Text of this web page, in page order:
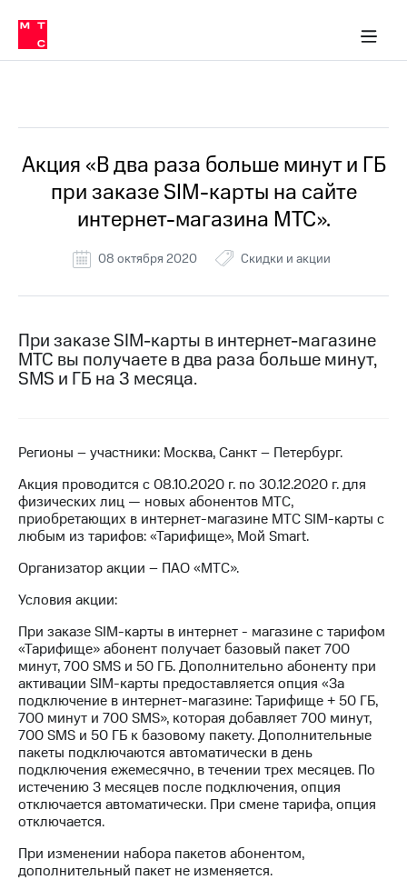
связь
Сервисы и подписки
30% на связь
кабинеты
Мобильная
и
Спутниковое
ТВ
МТС
Деньги
Перенести
в МТС
Тарифы
Роуминг
Семейная
группа
Заказать
карту
Оформить
eSIM
SIM-
карта
для
иностранцев
Оформить
чистый
номер
Выбрать
номер
в МТС
Услуги
Роуминг
Личный
Скачать
МТС
Акции
Тарифы
РИИЛ
и МТС
Супер
дешевле
при
оплате
с карты
МТС
Деньги
Выберите
и подключите
ТВ
с выгодным
тарифом
Тарифы
Интернет,
для дома
Акция «В два раза больше минут и ГБ
при заказе SIM-карты на сайте
интернет-магазина МТС».
08 октября 2020 Скидки и акции
При заказе SIM-карты в интернет-магазине
МТС вы получаете в два раза больше минут,
SMS и ГБ на 3 месяца.
Регионы – участники: Москва, Санкт – Петербург.
Акция проводится с 08.10.2020 г. по 30.12.2020 г. для
физических лиц — новых абонентов МТС,
приобретающих в интернет-магазине МТС SIM-карты с
любым из тарифов: «Тарифище», Мой Smart.
Организатор акции – ПАО «МТС».
Условия акции:
При заказе SIM-карты в интернет - магазине с тарифом
«Тарифище» абонент получает базовый пакет 700
минут, 700 SMS и 50 ГБ. Дополнительно абоненту при
активации SIM-карты предоставляется опция «За
подключение в интернет-магазине: Тарифище + 50 ГБ,
700 минут и 700 SMS», которая добавляет 700 минут,
700 SMS и 50 ГБ к базовому пакету. Дополнительные
пакеты подключаются автоматически в день
подключения ежемесячно, в течении трех месяцев. По
истечению 3 месяцев после подключения, опция
отключается автоматически. При смене тарифа, опция
отключается.
При изменении набора пакетов абонентом,
дополнительный пакет не изменяется.